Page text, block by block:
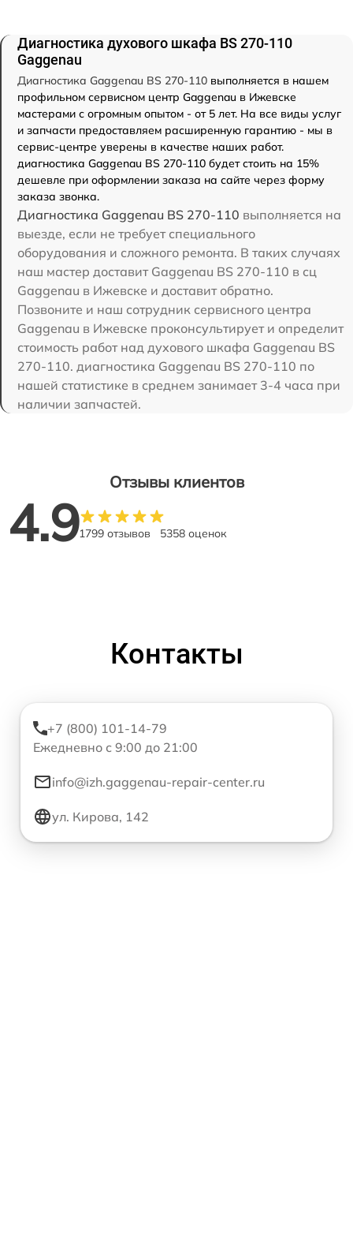
Диагностика духового шкафа BS 270-110
Gaggenau
Диагностика Gaggenau BS 270-110 выполняется в нашем
профильном сервисном центр Gaggenau в Ижевске
мастерами с огромным опытом - от 5 лет. На все виды услуг
и запчасти предоставляем расширенную гарантию - мы в
сервис-центре уверены в качестве наших работ.
диагностика Gaggenau BS 270-110 будет стоить на 15%
дешевле при оформлении заказа на сайте через форму
заказа звонка.
Диагностика Gaggenau BS 270-110 выполняется на
выезде, если не требует специального
оборудования и сложного ремонта. В таких случаях
наш мастер доставит Gaggenau BS 270-110 в сц
Gaggenau в Ижевске и доставит обратно.
Позвоните и наш сотрудник сервисного центра
Gaggenau в Ижевске проконсультирует и определит
стоимость работ над духового шкафа Gaggenau BS
270-110. диагностика Gaggenau BS 270-110 по
нашей статистике в среднем занимает 3-4 часа при
наличии запчастей.
Отзывы клиентов
4.91799 отзывов 5358 оценок
Контакты
+7 (800) 101-14-79
Ежедневно с 9:00 до 21:00
info@izh.gaggenau-repair-center.ru
ул. Кирова, 142